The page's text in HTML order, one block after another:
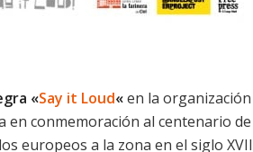
«Say it Loud«en la
en conmemoración al centenario
europeos a la zona en el siglo